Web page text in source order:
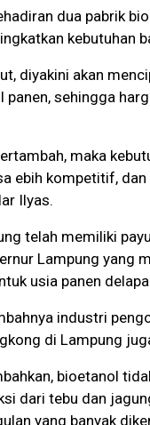
dua pabrik
kebutuhan
diyakini akan
panen, sehingga
maka
ebih kompetitif,
Ilyas.
telah memiliki
Lampung yang
usia panen
industri
di Lampung
bioetanol
dari tebu dan
yang banyak